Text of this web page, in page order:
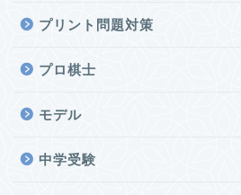
プリント問題対策
プロ棋士
モデル
中学受験